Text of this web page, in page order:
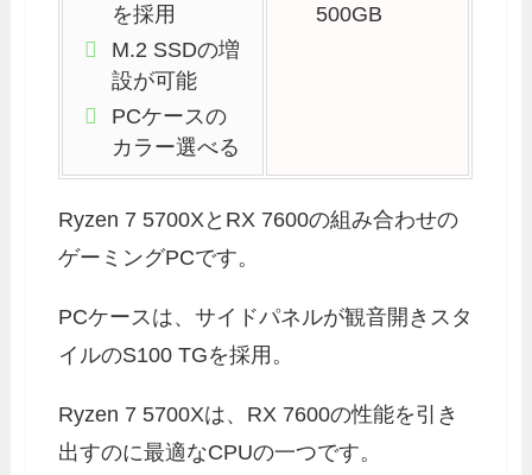
を採用
M.2 SSDの増
設が可能
PCケースの
カラー選べる
500GB
Ryzen 7 5700XとRX 7600の組み合わせの
ゲーミングPCです。
PCケースは、サイドパネルが観音開きスタ
イルのS100 TGを採用。
Ryzen 7 5700Xは、RX 7600の性能を引き
出すのに最適なCPUの一つです。